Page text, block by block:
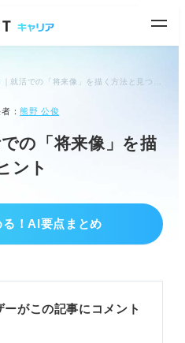
：熊野 公俊
の「将来像」を描
ント
！AI要点まとめ
重要性と描かないリス
るべきことが見えてくる。
のミスマッチを防げる。
がこの記事にコメント